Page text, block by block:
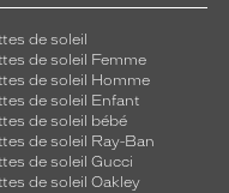
de soleil
de soleil Femme
de soleil Homme
de soleil Enfant
de soleil bébé
de soleil Ray-Ban
de soleil Gucci
de soleil Oakley